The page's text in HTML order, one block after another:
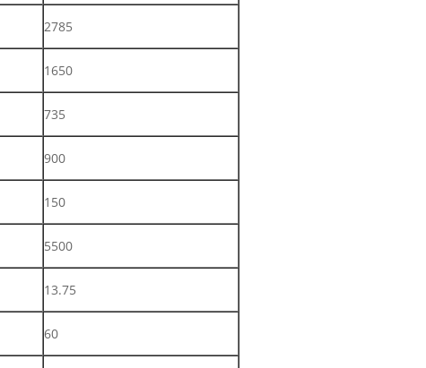
2785
1650
735
900
150
5500
13.75
60